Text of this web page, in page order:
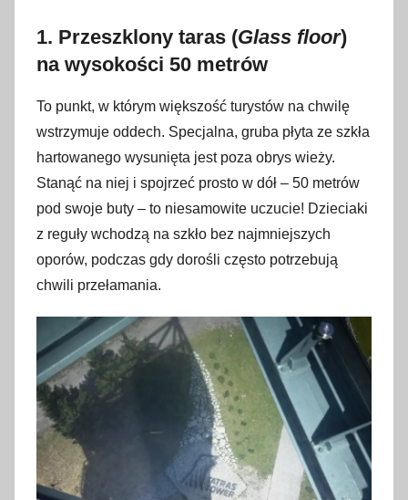
1. Przeszklony taras (Glass floor)
na wysokości 50 metrów
To punkt, w którym większość turystów na chwilę
wstrzymuje oddech. Specjalna, gruba płyta ze szkła
hartowanego wysunięta jest poza obrys wieży.
Stanąć na niej i spojrzeć prosto w dół – 50 metrów
pod swoje buty – to niesamowite uczucie! Dzieciaki
z reguły wchodzą na szkło bez najmniejszych
oporów, podczas gdy dorośli często potrzebują
chwili przełamania.